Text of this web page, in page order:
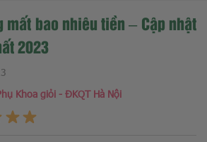
mất bao nhiêu tiền – Cập nhật
2023
Khoa giỏi - ĐKQT Hà Nội